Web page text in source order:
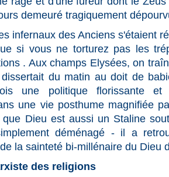
demeuré tragiquement
infernaux des Anciens s'étaient
si vous ne torturez pas les
. Aux champs Elysées, on
du matin au doit de
une politique florissante
une vie posthume magnifiée
que Dieu est aussi un Staline
déménagé - il a
la sainteté bi-millénaire du Dieu
des religions